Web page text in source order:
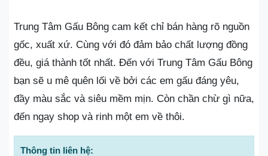
Trung Tâm Gấu Bông cam kết chỉ bán hàng rõ nguồn
gốc, xuất xứ. Cùng với đó đảm bảo chất lượng đồng
đều, giá thành tốt nhất. Đến với Trung Tâm Gấu Bông
bạn sẽ u mê quên lối về bởi các em gấu đáng yêu,
đầy màu sắc và siêu mềm mịn. Còn chần chừ gì nữa,
đến ngay shop và rinh một em về thôi.
Thông tin liên hệ: